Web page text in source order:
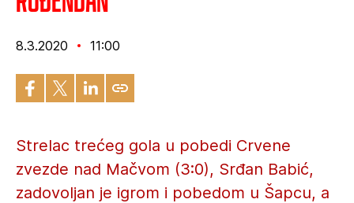
8.3.2020 11:00
Strelac trećeg gola u pobedi Crvene
zvezde nad Mačvom (3:0), Srđan Babić,
zadovoljan je igrom i pobedom u Šapcu, a